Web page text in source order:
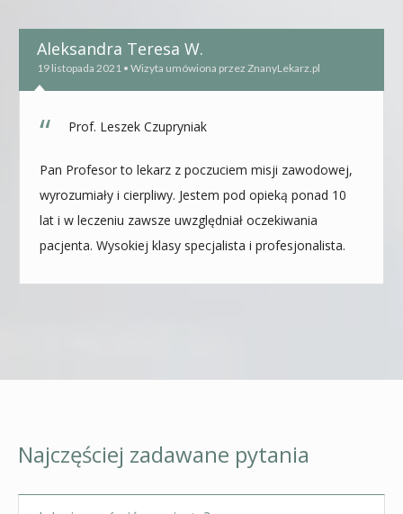
Aleksandra Teresa W.
19 listopada 2021 • Wizyta umówiona przez ZnanyLekarz.pl
Prof. Leszek Czupryniak
Pan Profesor to lekarz z poczuciem misji zawodowej,
wyrozumiały i cierpliwy. Jestem pod opieką ponad 10
lat i w leczeniu zawsze uwzględniał oczekiwania
pacjenta. Wysokiej klasy specjalista i profesjonalista.
Najczęściej zadawane pytania